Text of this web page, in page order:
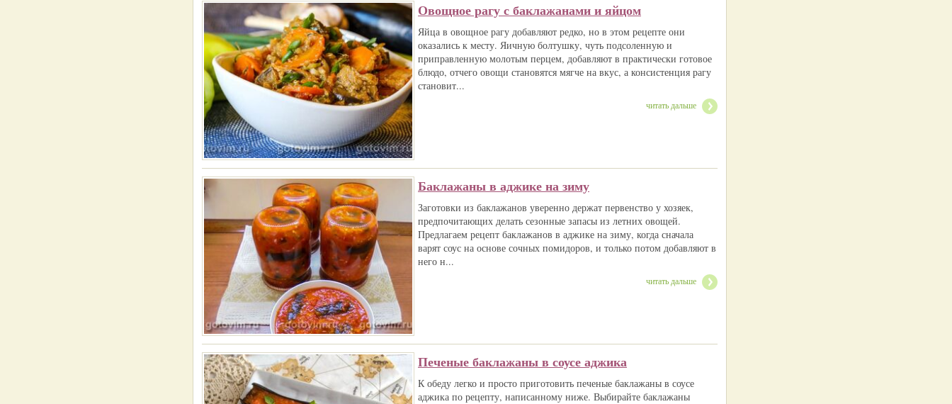
Овощное рагу с баклажанами и яйцом
Яйца в овощное рагу добавляют редко, но в этом рецепте они
оказались к месту. Яичную болтушку, чуть подсоленную и
приправленную молотым перцем, добавляют в практически готовое
блюдо, отчего овощи становятся мягче на вкус, а консистенция рагу
становит...
читать дальше
Баклажаны в аджике на зиму
Заготовки из баклажанов уверенно держат первенство у хозяек,
предпочитающих делать сезонные запасы из летних овощей.
Предлагаем рецепт баклажанов в аджике на зиму, когда сначала
варят соус на основе сочных помидоров, и только потом добавляют в
него н...
читать дальше
Печеные баклажаны в соусе аджика
К обеду легко и просто приготовить печеные баклажаны в соусе
аджика по рецепту, написанному ниже. Выбирайте баклажаны